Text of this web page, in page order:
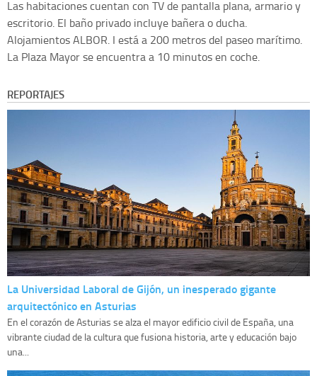
Las habitaciones cuentan con TV de pantalla plana, armario y
escritorio. El baño privado incluye bañera o ducha.
Alojamientos ALBOR. I está a 200 metros del paseo marítimo.
La Plaza Mayor se encuentra a 10 minutos en coche.
REPORTAJES
La Universidad Laboral de Gijón, un inesperado gigante
arquitectónico en Asturias
En el corazón de Asturias se alza el mayor edificio civil de España, una
vibrante ciudad de la cultura que fusiona historia, arte y educación bajo
una...